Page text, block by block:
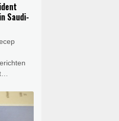
Saudi-
der